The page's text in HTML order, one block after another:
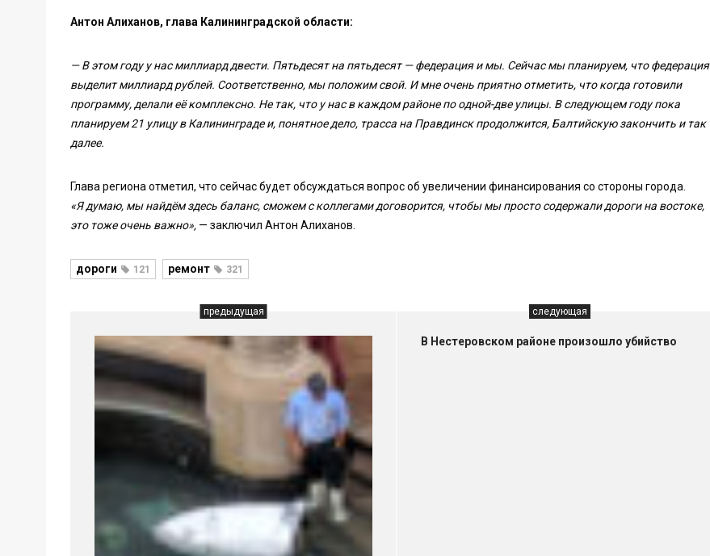
Антон Алиханов, глава Калининградской области:
— В этом году у нас миллиард двести. Пятьдесят на пятьдесят — федерация и мы. Сейчас мы планируем, что федерация
выделит миллиард рублей. Соответственно, мы положим свой. И мне очень приятно отметить, что когда готовили
программу, делали её комплексно. Не так, что у нас в каждом районе по одной-две улицы. В следующем году пока
планируем 21 улицу в Калининграде и, понятное дело, трасса на Правдинск продолжится, Балтийскую закончить и так
далее.
Глава региона отметил, что сейчас будет обсуждаться вопрос об увеличении финансирования со стороны города.
«Я думаю, мы найдём здесь баланс, сможем с коллегами договорится, чтобы мы просто содержали дороги на востоке,
это тоже очень важно», — заключил Антон Алиханов.
дороги 121 ремонт 321
предыдущая следующая
В Нестеровском районе произошло убийство